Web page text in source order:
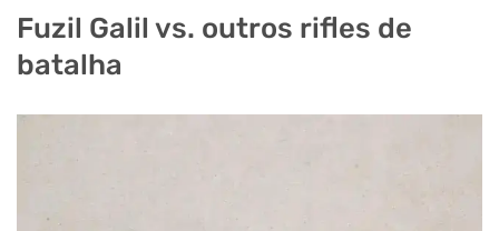
Fuzil Galil vs. outros rifles de
batalha